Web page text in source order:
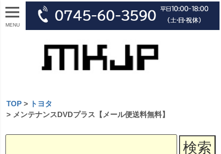
MENU
TOP
トヨタ
メンテナンスDVDプラス【メール便送料無料】